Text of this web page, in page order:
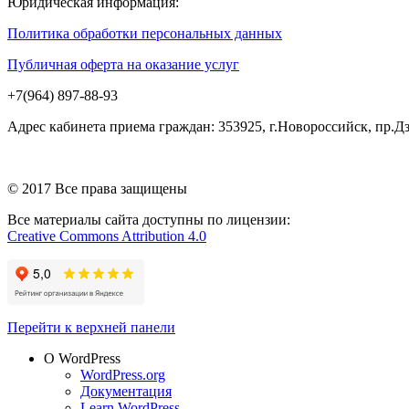
Политика обработки персональных данных
Публичная оферта на оказание услуг
+7(964) 897-88-93
Адрес кабинета приема граждан: 353925, г.Новороссийск,
© 2017 Все права защищены
Все материалы сайта доступны по лицензии:
Creative Commons Attribution 4.0
Перейти к верхней панели
О WordPress
WordPress.org
Документация